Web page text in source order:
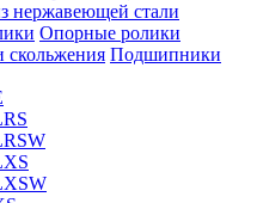
нержавеющей стали
Опорные ролики
Подшипники